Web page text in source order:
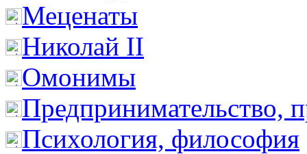
Меценаты
Николай II
Омонимы
Предпринимательство,
Психология, философия